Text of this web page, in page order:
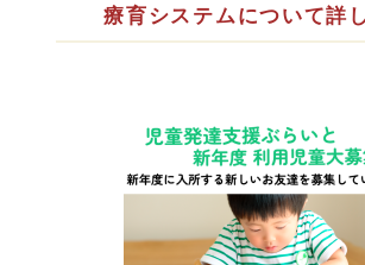
療育システムについて詳